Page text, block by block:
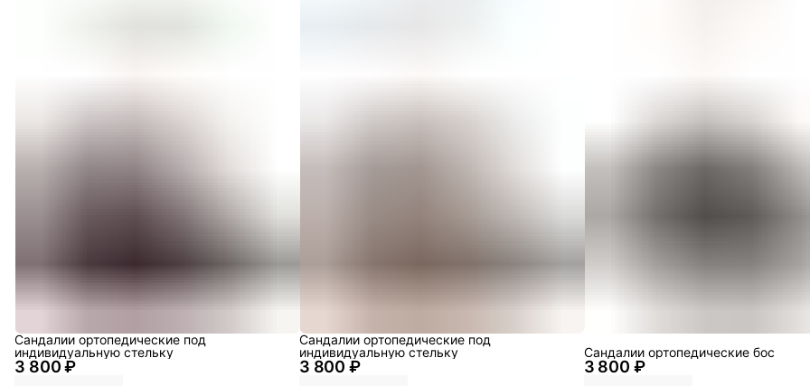
3 800 ₽
Сандалии ортопедические под
индивидуальную стельку
3 800 ₽
Сандалии ортопедические под
индивидуальную стельку
3 800 ₽
Сандалии ортопедические бос